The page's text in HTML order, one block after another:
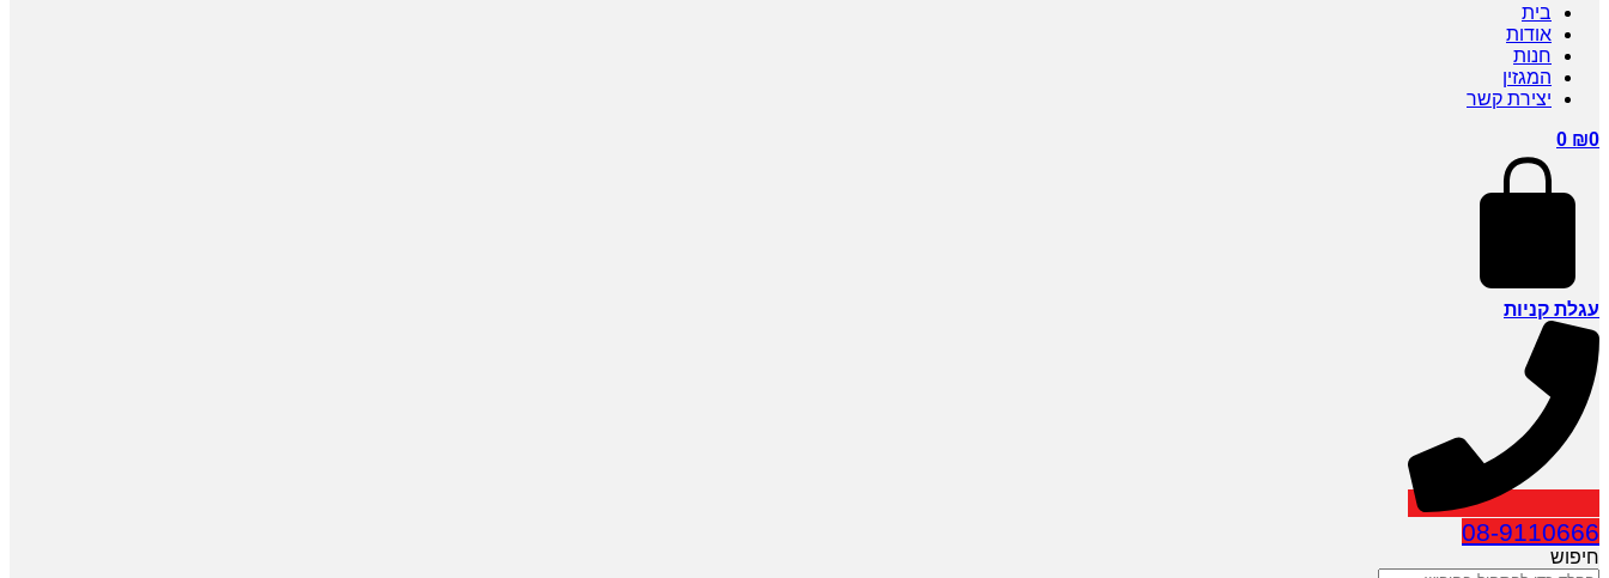
בית
אודות
חנות
המגזין
יצירת קשר
₪0
0
עגלת קניות
08-9110666
חיפוש